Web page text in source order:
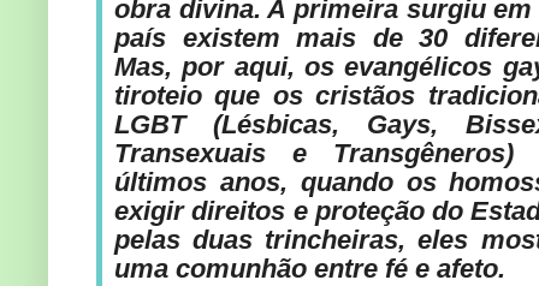
obra divina. A primeira surgiu em
país existem mais de 30
Mas, por aqui, os evangélicos
tiroteio que os cristãos
LGBT (Lésbicas, Gays,
Transexuais e Transgêneros)
últimos anos, quando os
exigir direitos e proteção do
pelas duas trincheiras, eles
uma comunhão entre fé e afeto.